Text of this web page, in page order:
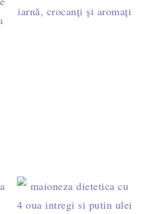
iarnă, crocanți și aromați